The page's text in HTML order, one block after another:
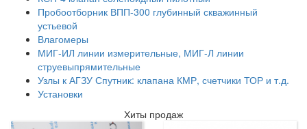
Пробоотборник ВПП-300 глубинный скважинный
устьевой
Влагомеры
МИГ-ИЛ линии измерительные, МИГ-Л линии
струевыпрямительные
Узлы к АГЗУ Спутник: клапана КМР, счетчики ТОР и т.д.
Установки
Хиты продаж